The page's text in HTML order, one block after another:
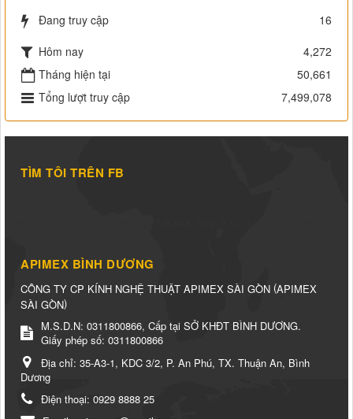
Đang truy cập
16
Hôm nay
4,272
Tháng hiện tại
50,661
Tổng lượt truy cập
7,499,078
TÌM TÔI TRÊN FB
APIMEX BÌNH DƯƠNG
CÔNG TY CP KÍNH NGHỆ THUẬT APIMEX SÀI GÒN (APIMEX
SÀI GÒN)
M.S.D.N: 0311800866, Cấp tại SỞ KHĐT BÌNH DƯƠNG.
Giấy phép số: 0311800866
Địa chỉ: 35-A3-1, KDC 3/2, P. An Phú, TX. Thuận An, Bình
Dương
Điện thoại: 0929 8888 25